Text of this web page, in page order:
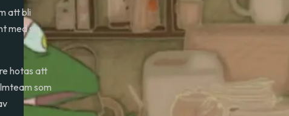
att bli
med sin
hotas att
som